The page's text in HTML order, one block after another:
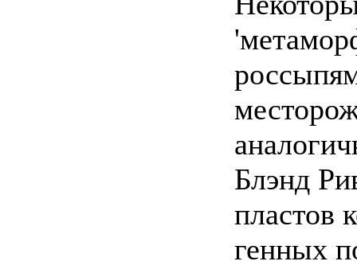
Блэнд
пластов
генных